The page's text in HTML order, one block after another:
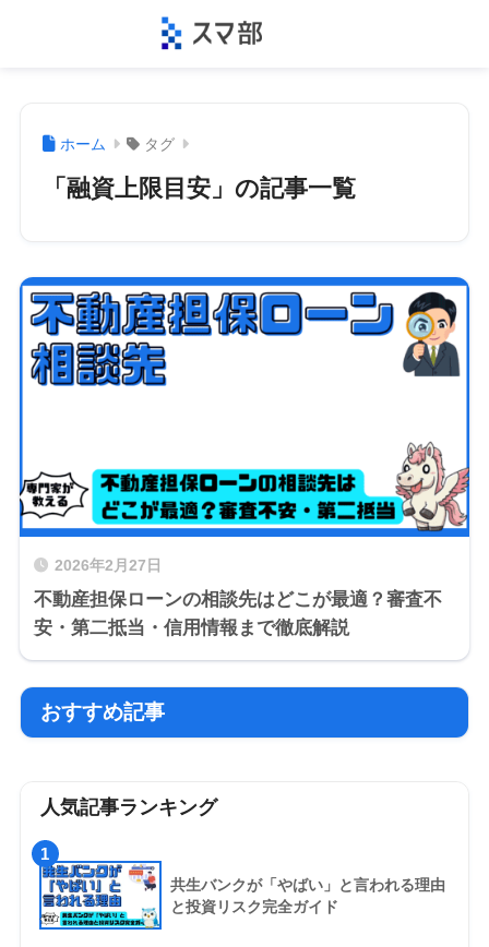
ホーム タグ
「融資上限目安」の記事一覧
2026年2月27日
不動産担保ローンの相談先はどこが最適？審査不
安・第二抵当・信用情報まで徹底解説
おすすめ記事
人気記事ランキング
1
共生バンクが「やばい」と言われる理由
と投資リスク完全ガイド